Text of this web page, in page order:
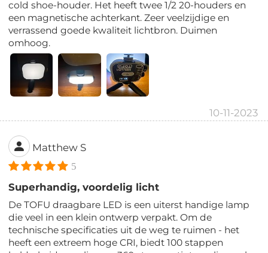
cold shoe-houder. Het heeft twee 1/2 20-houders en
een magnetische achterkant. Zeer veelzijdige en
verrassend goede kwaliteit lichtbron. Duimen
omhoog.
10-11-2023
Matthew S
5
Superhandig, voordelig licht
De TOFU draagbare LED is een uiterst handige lamp
die veel in een klein ontwerp verpakt. Om de
technische specificaties uit de weg te ruimen - het
heeft een extreem hoge CRI, biedt 100 stappen